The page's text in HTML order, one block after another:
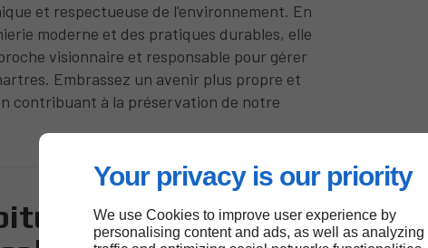
Your privacy is our priority
We use Cookies to improve user experience by
personalising content and ads, as well as analyzing
et respectueuse de l'environnement. En
moderne et des pratiques durables, elle
visionnaire et responsable pour gérer
Embrassez un avenir plus propre et
contribuant à la préservation de notre